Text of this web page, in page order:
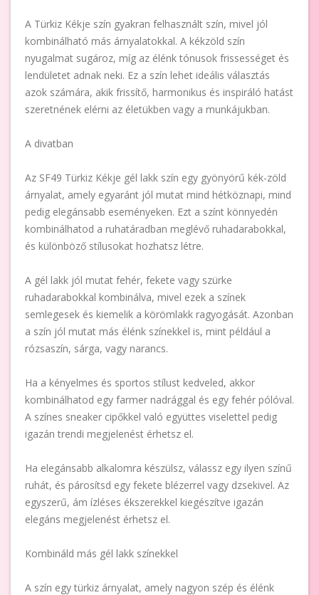
A Türkiz Kékje szín gyakran felhasznált szín, mivel jól
kombinálható más árnyalatokkal. A kékzöld szín
nyugalmat sugároz, míg az élénk tónusok frissességet és
lendületet adnak neki. Ez a szín lehet ideális választás
azok számára, akik frissítő, harmonikus és inspiráló hatást
szeretnének elérni az életükben vagy a munkájukban.
A divatban
Az SF49 Türkiz Kékje gél lakk szín egy gyönyörű kék-zöld
árnyalat, amely egyaránt jól mutat mind hétköznapi, mind
pedig elegánsabb eseményeken. Ezt a színt könnyedén
kombinálhatod a ruhatáradban meglévő ruhadarabokkal,
és különböző stílusokat hozhatsz létre.
A gél lakk jól mutat fehér, fekete vagy szürke
ruhadarabokkal kombinálva, mivel ezek a színek
semlegesek és kiemelik a körömlakk ragyogását. Azonban
a szín jól mutat más élénk színekkel is, mint például a
rózsaszín, sárga, vagy narancs.
Ha a kényelmes és sportos stílust kedveled, akkor
kombinálhatod egy farmer nadrággal és egy fehér pólóval.
A színes sneaker cipőkkel való együttes viselettel pedig
igazán trendi megjelenést érhetsz el.
Ha elegánsabb alkalomra készülsz, válassz egy ilyen színű
ruhát, és párosítsd egy fekete blézerrel vagy dzsekivel. Az
egyszerű, ám ízléses ékszerekkel kiegészítve igazán
elegáns megjelenést érhetsz el.
Kombináld más gél lakk színekkel
A szín egy türkiz árnyalat, amely nagyon szép és élénk